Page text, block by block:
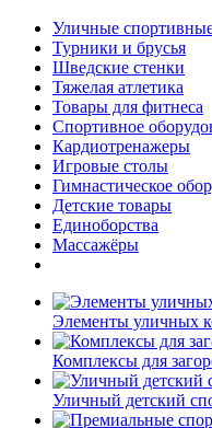
Уличные
Турники и брусья
Шведские стенки
Тяжелая атлетика
Товары для фитнеса
Спортивное
Кардиотренажеры
Игровые столы
Гимнастическое
Детские товары
Единоборства
Массажёры
Элементы уличных
Комплексы для
Уличный детский